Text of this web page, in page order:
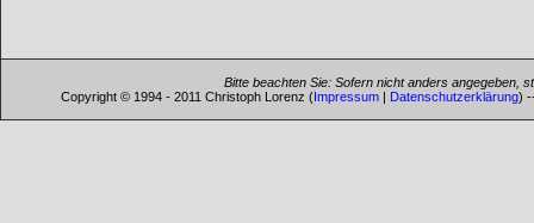
Bitte beachten Sie: Sofern nicht anders angegeben,
Copyright © 1994 - 2011 Christoph Lorenz (Impressum| Datenschutzerklärung)